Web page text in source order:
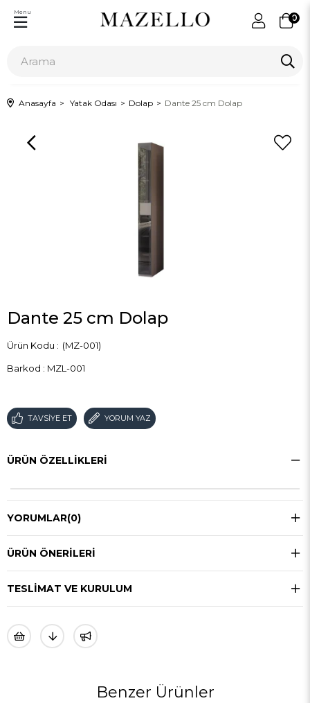
0
Menu
Anasayfa Yatak Odası Dolap Dante 25 cm Dolap
Dante 25 cm Dolap
(MZ-001)
Barkod : MZL-001
TAVSIYE ET YORUM YAZ
ÜRÜN ÖZELLIKLERI
YORUMLAR(0)
ÜRÜN ÖNERILERI
TESLIMAT VE KURULUM
Benzer Ürünler